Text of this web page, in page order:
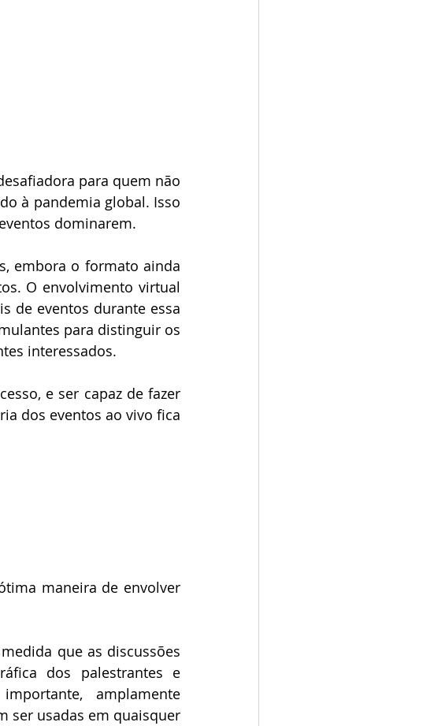
para quem não
à pandemia global. Isso
dominarem.
embora o formato ainda
O envolvimento virtual
de eventos durante essa
para distinguir os
interessados.
e ser capaz de fazer
dos eventos ao vivo fica
maneira de envolver
que as discussões
dos palestrantes e
amplamente
ser usadas em quaisquer